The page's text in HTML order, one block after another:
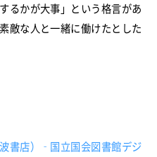
るかが大事」という格言があ
敵な人と一緒に働けたとした
書店）‐国立国会図書館デジ